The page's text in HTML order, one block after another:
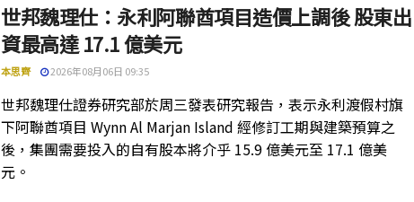
世邦魏理仕：永利阿聯酋項目造價上調後 股東出
資最高達 17.1 億美元
本思齊 2026年08月06日 09:35
世邦魏理仕證券研究部於周三發表研究報告，表示永利渡假村旗
下阿聯酋項目 Wynn Al Marjan Island 經修訂工期與建築預算之
後，集團需要投入的自有股本將介乎 15.9 億美元至 17.1 億美
元。